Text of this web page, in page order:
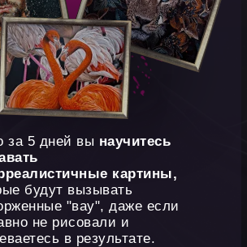
за 5 дней вы научитесь
картины,
будут вызывать
"вау", даже если
не рисовали и
в результате.